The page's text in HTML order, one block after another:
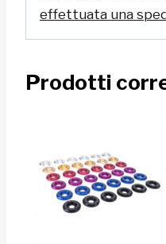
effettuata una
Prodotti